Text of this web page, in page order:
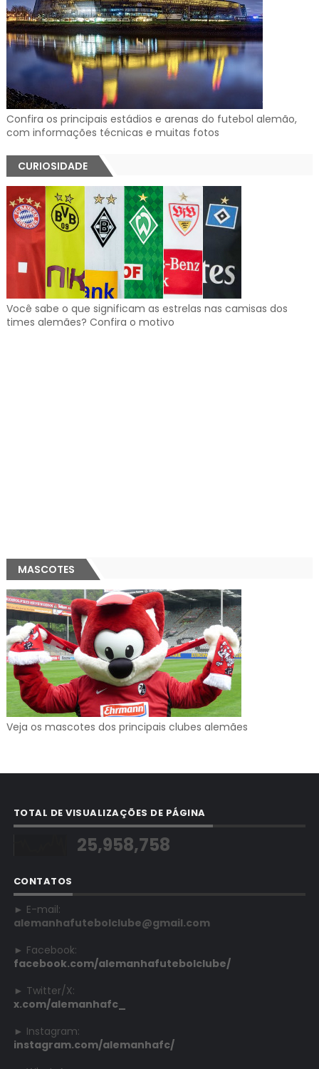
Confira os principais estádios e arenas do futebol alemão,
com informações técnicas e muitas fotos
CURIOSIDADE
Você sabe o que significam as estrelas nas camisas dos
times alemães? Confira o motivo
MASCOTES
Veja os mascotes dos principais clubes alemães
TOTAL DE VISUALIZAÇÕES DE PÁGINA
25,958,758
CONTATOS
► E-mail:
alemanhafutebolclube@gmail.com
► Facebook:
facebook.com/alemanhafutebolclube/
► Twitter/X:
x.com/alemanhafc_
► Instagram:
instagram.com/alemanhafc/